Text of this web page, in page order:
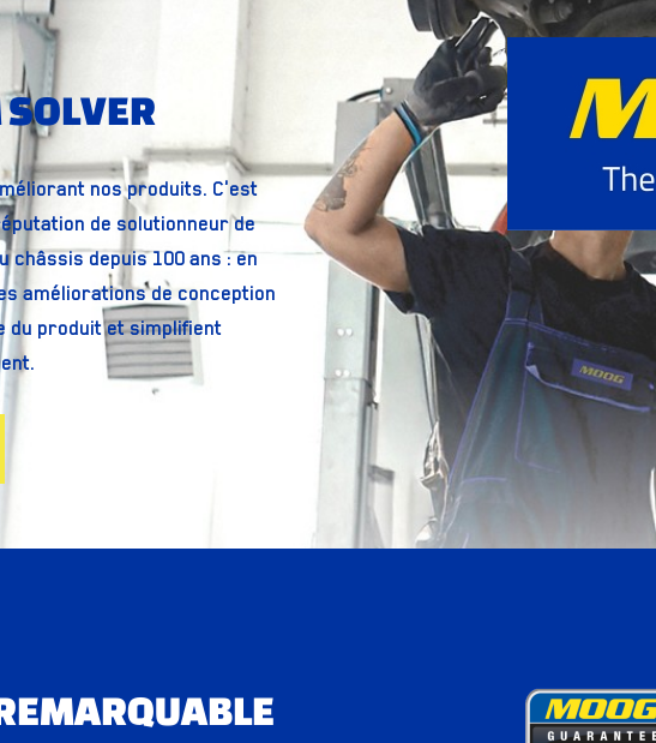
nos produits. C'est
de solutionneur de
châssis depuis 100 ans : en
améliorations de conception
du produit et simplifient